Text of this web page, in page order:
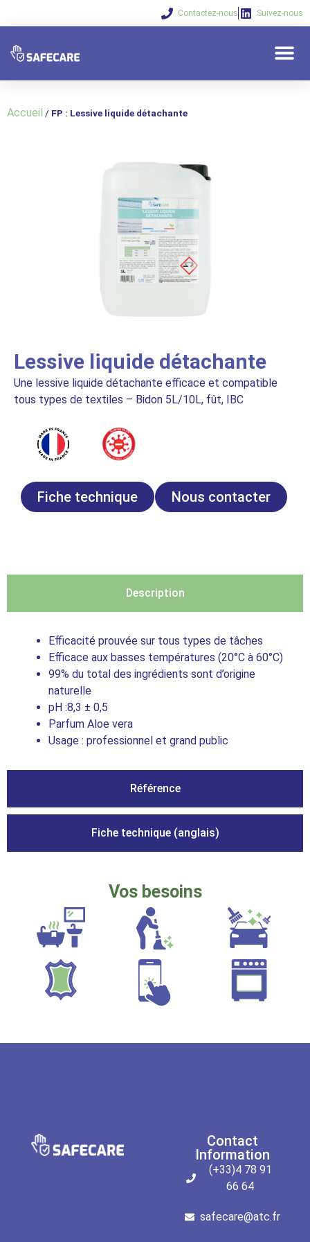
Contactez-nous Suivez-nous
Accueil / FP : Lessive liquide détachante
Lessive liquide détachante
Une lessive liquide détachante efficace et compatible
tous types de textiles – Bidon 5L/10L, fût, IBC
Fiche technique Nous contacter
Description
Référence
Fiche technique (anglais)
Efficacité prouvée sur tous types de tâches
Efficace aux basses températures (20°C à 60°C)
99% du total des ingrédients sont d’origine
naturelle
pH :8,3 ± 0,5
Parfum Aloe vera
Usage : professionnel et grand public
Vos besoins
Contact
Information
(+33)4 78 91
66 64
safecare@atc.fr